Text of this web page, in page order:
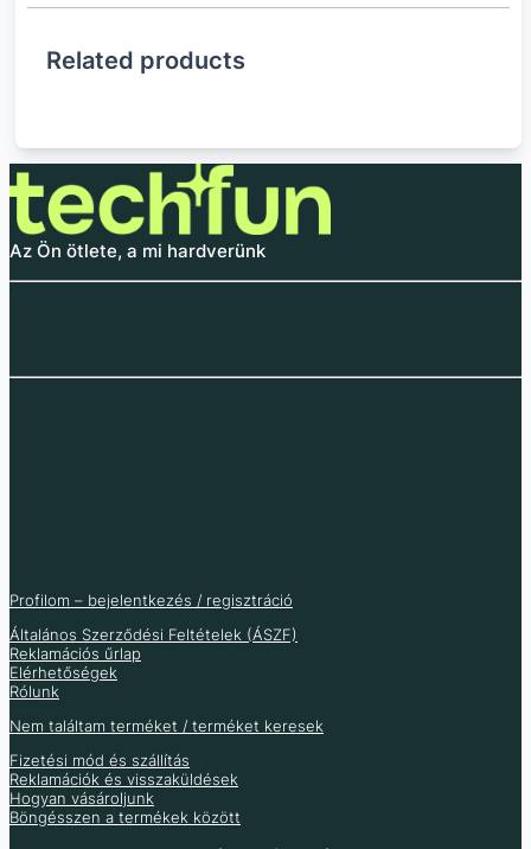
Related products
(ÁFA nélkül 1 046Ft)
Raktáron 78 db
2 049Ft
(ÁFA nélkül 1 613Ft)
Az Ön ötlete, a mi hardverünk
Profilom – bejelentkezés / regisztráció
Általános Szerződési Feltételek (ÁSZF)
Reklamációs űrlap
Elérhetőségek
Rólunk
Nem találtam terméket / terméket keresek
Fizetési mód és szállítás
Reklamációk és visszaküldések
Hogyan vásároljunk
Böngésszen a termékek között